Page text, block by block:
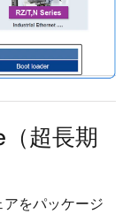
超長期
をパッケージ